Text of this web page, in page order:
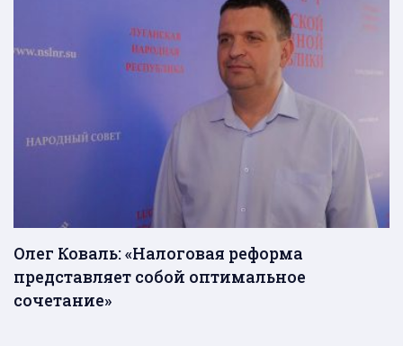
Олег Коваль: «Налоговая реформа
представляет собой оптимальное
сочетание»